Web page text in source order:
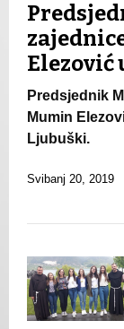
Elezović
Predsjednik
Mumin
Ljubuški.
Svibanj 20, 2019